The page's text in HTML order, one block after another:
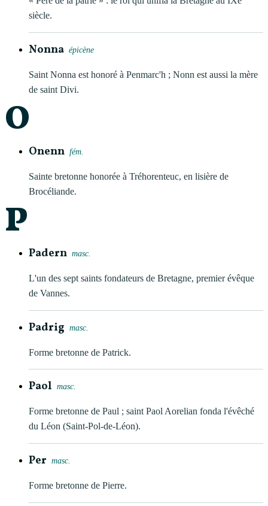
siècle.
Nonna épicène
Saint Nonna est honoré à Penmarc'h ; Nonn est aussi la mère
de saint Divi.
O
Onenn fém.
Sainte bretonne honorée à Tréhorenteuc, en lisière de
Brocéliande.
P
Padern masc.
L'un des sept saints fondateurs de Bretagne, premier évêque
de Vannes.
Padrig masc.
Forme bretonne de Patrick.
Paol masc.
Forme bretonne de Paul ; saint Paol Aorelian fonda l'évêché
du Léon (Saint-Pol-de-Léon).
Per masc.
Forme bretonne de Pierre.